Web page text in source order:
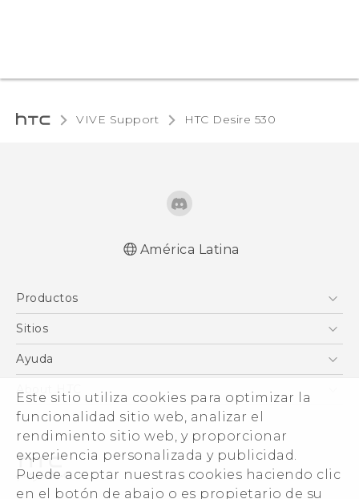
Este sitio utiliza cookies para optimizar la
funcionalidad sitio web, analizar el
rendimiento sitio web, y proporcionar
experiencia personalizada y publicidad.
Puede aceptar nuestras cookies haciendo clic
en el botón de abajo o es propietario de su
VIVE Support HTC Desire 530‎
English - User manual
América Latina
Productos
5G
EXODUS
VIVE
VIVEPORT
Sitios
HTC Desarrollo
VIVE
Ayuda
About HTC
ESG
Seguridad del producto
Inversores (Inglés)
Normas de confidencialidad